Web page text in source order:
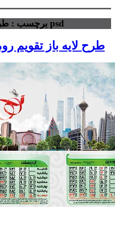
برچسب : طرح لایه باز تقویم اختصاصی psd
طرح لایه باز تقویم رومیزی ۹۳